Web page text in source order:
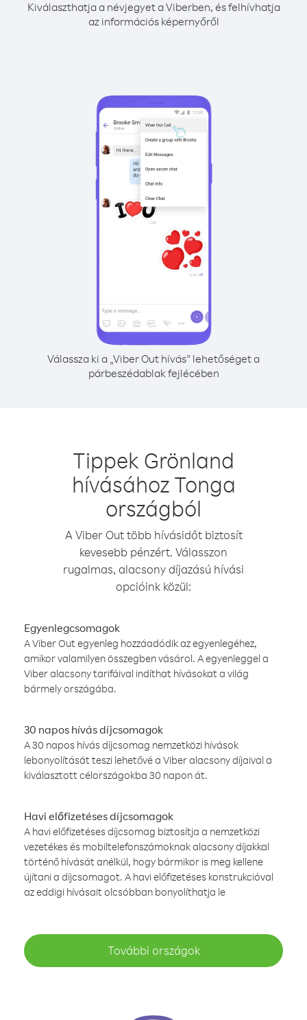
Kiválaszthatja a névjegyet a Viberben, és felhívhatja
az információs képernyőről
Válassza ki a „Viber Out hívás” lehetőséget a
párbeszédablak fejlécében
Tippek Grönland
hívásához Tonga
országból
A Viber Out több hívásidőt biztosít
kevesebb pénzért. Válasszon
rugalmas, alacsony díjazású hívási
opcióink közül:
Egyenlegcsomagok
A Viber Out egyenleg hozzáadódik az egyenlegéhez,
amikor valamilyen összegben vásárol. A egyenleggel a
Viber alacsony tarifáival indíthat hívásokat a világ
bármely országába.
30 napos hívás díjcsomagok
A 30 napos hívás díjcsomag nemzetközi hívások
lebonyolítását teszi lehetővé a Viber alacsony díjaival a
kiválasztott célországokba 30 napon át.
Havi előfizetéses díjcsomagok
A havi előfizetéses díjcsomag biztosítja a nemzetközi
vezetékes és mobiltelefonszámoknak alacsony díjakkal
történő hívását anélkül, hogy bármikor is meg kellene
újítani a díjcsomagot. A havi előfizetéses konstrukcióval
az eddigi hívásait olcsóbban bonyolíthatja le
További országok